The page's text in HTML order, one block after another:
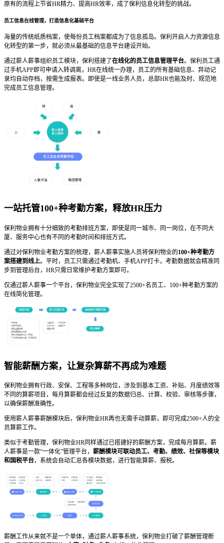
原有的流程上节省HR精力、提高HR效率，成了保利信息化转型的挑战。
员工信息在线管理，打造信息化基础平台
海量的传统纸质档案，使每份员工档案都成为了信息孤岛。保利开启人力资源信息
化转型的第一步，就必须从最基础的信息平台建设开始。
通过薪人薪事组织员工模块，保利搭建了在线化的员工信息管理平台。保利员工通
过手机APP即可申请入转调离，HR在线统一办理，员工的所有基础信息、异动记
录均自动存档，按需生成报表。即使是一线业务人员，总部HR也能及时、规范地
完成员工信息管理。
一站托管100+种考勤方案，释放HR压力
保利物业拥有十分细致的考勤排班方案，即使是同一城市、同一岗位，在不同大
厦、服务中心也有不同的考勤时间和排班方式。
通过对保利物业考勤方案的梳理，薪人薪事实施人员将保利物业的100+种考勤方
案搭建到线上。平时，员工只需通过考勤机、手机APP打卡，考勤数据就会精准同
步到管理后台，HR只需日常维护考勤方案即可。
仅通过薪人薪事一个平台，保利物业完全实现了2500+名员工、100+种考勤方案的
在线简化管理。
智能薪酬方案，让复杂算薪不再成为难题
保利物业拥有行政、安保、工程等多种岗位，涉及到基本工资、补贴、月度绩效等
不同的算薪项目，每月算薪都会经过反复的数据归总、计算、校验、审核等步骤，
以确保薪酬准确性。
使用薪人薪事薪酬模块后，保利物业HR再也无需手动算薪，即可完成2500+人的全
员算薪工作。
类似于考勤管理，保利物业HR同样通过已搭建好的薪酬方案，完成每月算薪。薪
人薪事是一款“一体化”管理平台， 薪酬模块可联动员工、考勤、绩效、社保等模块
和国税平台，系统会自动汇总各模块数据，进行智能算薪、报税。
薪酬工作从来就不是一个单体，通过薪人薪事系统，保利物业打破了薪酬管理断